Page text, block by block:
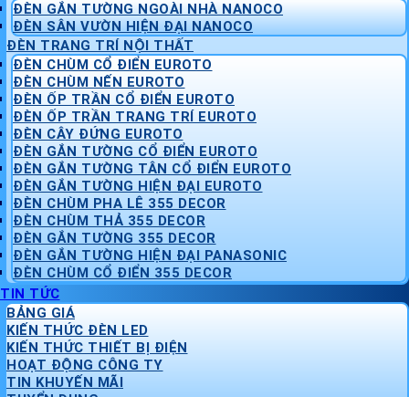
ĐÈN GẮN TƯỜNG NGOÀI NHÀ NANOCO
ĐÈN SÂN VƯỜN HIỆN ĐẠI NANOCO
ĐÈN TRANG TRÍ NỘI THẤT
ĐÈN CHÙM CỔ ĐIỂN EUROTO
ĐÈN CHÙM NẾN EUROTO
ĐÈN ỐP TRẦN CỔ ĐIỂN EUROTO
ĐÈN ỐP TRẦN TRANG TRÍ EUROTO
ĐÈN CÂY ĐỨNG EUROTO
ĐÈN GẮN TƯỜNG CỔ ĐIỂN EUROTO
ĐÈN GẮN TƯỜNG TÂN CỔ ĐIỂN EUROTO
ĐÈN GẮN TƯỜNG HIỆN ĐẠI EUROTO
ĐÈN CHÙM PHA LÊ 355 DECOR
ĐÈN CHÙM THẢ 355 DECOR
ĐÈN GẮN TƯỜNG 355 DECOR
ĐÈN GẮN TƯỜNG HIỆN ĐẠI PANASONIC
ĐÈN CHÙM CỔ ĐIỂN 355 DECOR
TIN TỨC
BẢNG GIÁ
KIẾN THỨC ĐÈN LED
KIẾN THỨC THIẾT BỊ ĐIỆN
HOẠT ĐỘNG CÔNG TY
TIN KHUYẾN MÃI